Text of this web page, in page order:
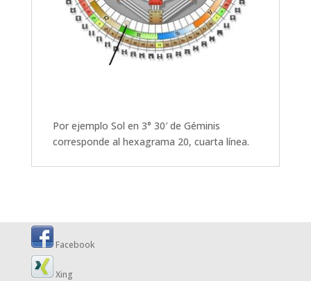
Por ejemplo Sol en 3° 30′ de Géminis
corresponde al hexagrama 20, cuarta línea.
Facebook
Xing